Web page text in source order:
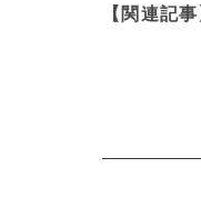
【関連記